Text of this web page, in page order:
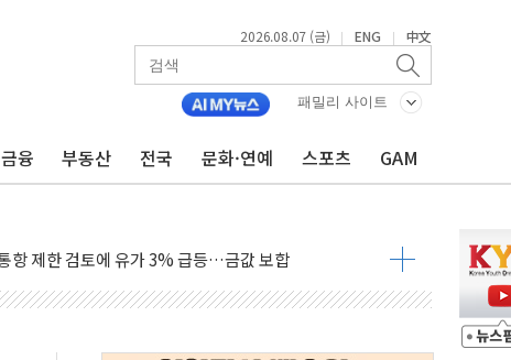
2026.08.07 (금) | ENG | 中文
패밀리 사이트
융 부동산 전국 문화·연예 스포츠 GAM
명령 서명…출생시민권 제한 재시동
수품 부족설 일축 "막대한 무기 보유"
귀환 조짐에 전월세시장 '긴장'
환·재매수·다운사이징 '저울질'
…다우 5거래일 랠리 '마침표'
합의 막바지.."美와 직접 협상 없어"